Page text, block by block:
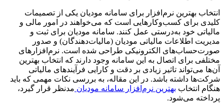
انتخاب بهترین نرم‌افزار برای سامانه مودیان یکی از تصمیمات
کلیدی برای کسب‌وکارهایی است که می‌خواهند در امور مالی و
مالیاتی خود به‌درستی عمل کنند. سامانه مودیان برای ثبت و
مدیریت اطلاعات مالیاتی مودیان (مالیات‌دهندگان) و صدور
صورت‌حساب‌های الکترونیکی طراحی شده است. نرم‌افزارهای
مختلفی برای اتصال به این سامانه وجود دارند که انتخاب بهترین
آن‌ها می‌تواند تاثیر زیادی بر دقت و کارایی فرآیندهای مالیاتی
شرکت‌ها داشته باشد. در این مقاله، به بررسی نکات مهمی که باید
هنگام انتخاب بهترین نرم‌افزار سامانه مودیان مدنظر قرار گیرد،
پرداخته می‌شود.